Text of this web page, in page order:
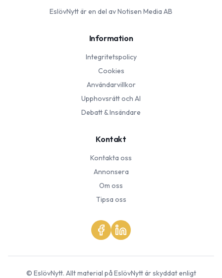
EslövNyttär en del av Notisen Media AB
Information
Integritetspolicy
Cookies
Användarvillkor
Upphovsrätt och AI
Debatt & Insändare
Kontakt
Kontakta oss
Annonsera
Om oss
Tipsa oss
© EslövNytt. Allt material påEslövNyttär skyddat enligt